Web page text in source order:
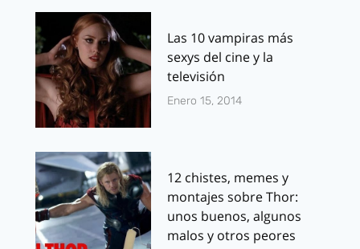
Las 10 vampiras más
sexys del cine y la
televisión
Enero 15, 2014
12 chistes, memes y
montajes sobre Thor:
unos buenos, algunos
malos y otros peores